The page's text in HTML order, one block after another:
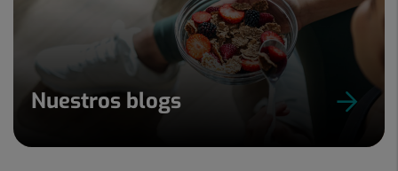
Nuestros blogs